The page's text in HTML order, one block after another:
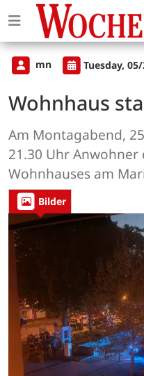
mn Tuesday,
Wohnhaus
Am Montagabend,
21.30 Uhr
Wohnhauses am
Bilder